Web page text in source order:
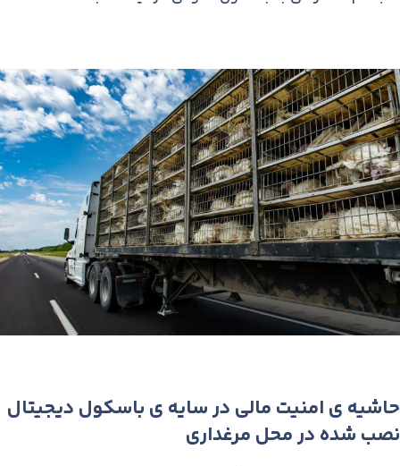
حاشیه ی امنیت مالی در سایه ی باسکول دیجیتال
نصب شده در محل مرغداری